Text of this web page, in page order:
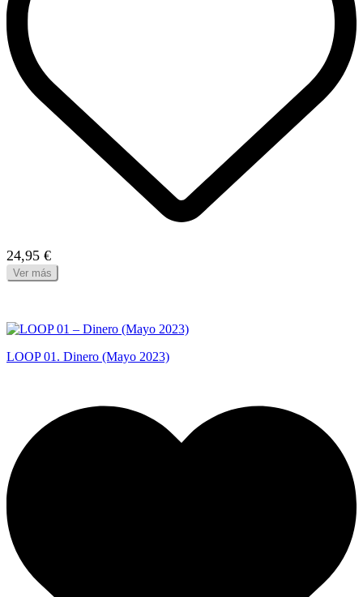
24,95 €
Ver más
LOOP 01. Dinero (Mayo 2023)